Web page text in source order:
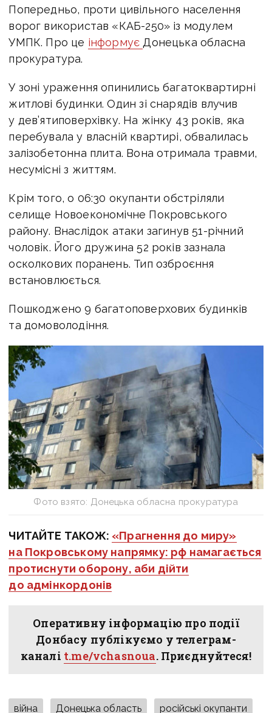
Попередньо, проти цивільного населення
ворог використав «КАБ-250» із модулем
УМПК. Про це інформує Донецька обласна
прокуратура.
У зоні ураження опинились багатоквартирні
житлові будинки. Один зі снарядів влучив
у дев’ятиповерхівку. На жінку 43 років, яка
перебувала у власній квартирі, обвалилась
залізобетонна плита. Вона отримала травми,
несумісні з життям.
Крім того, о 06:30 окупанти обстріляли
селище Новоекономічне Покровського
району. Внаслідок атаки загинув 51-річний
чоловік. Його дружина 52 років зазнала
осколкових поранень. Тип озброєння
встановлюється.
Пошкоджено 9 багатоповерхових будинків
та домоволодіння.
Фото взято: Донецька обласна прокуратура
ЧИТАЙТЕ ТАКОЖ: «Прагнення до миру»
на Покровському напрямку: рф намагається
протиснути оборону, аби дійти
до адмінкордонів
Оперативну інформацію про події
Донбасу публікуємо у телеграм-
каналі t.me/vchasnoua. Приєднуйтеся!
війна Донецька область російські окупанти